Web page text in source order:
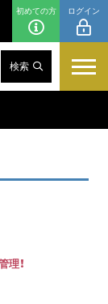
初めての方 ログイン
検索
理！